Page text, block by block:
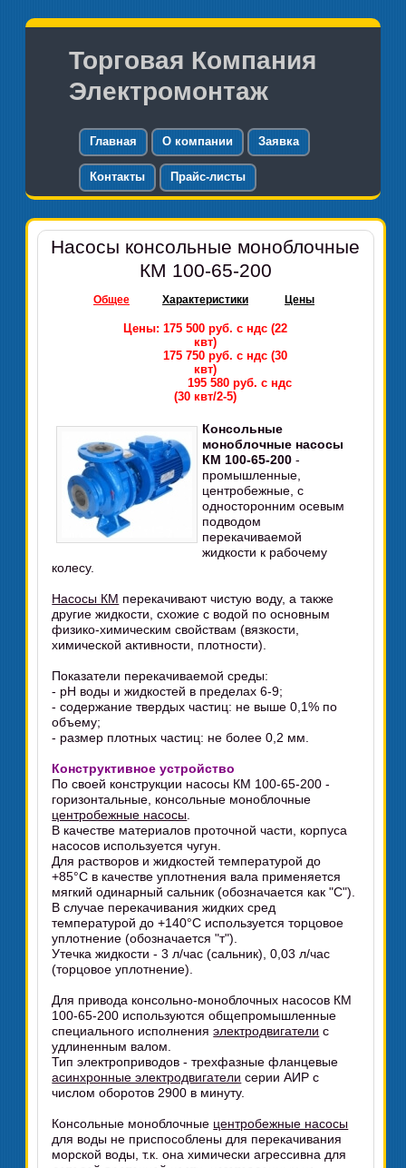
Торговая Компания
Электромонтаж
Главная О компании Заявка
Контакты Прайс-листы
Насосы консольные моноблочные
КМ 100-65-200
Общее Характеристики Цены
Цены: 175 500 руб. с ндс (22
квт)
175 750 руб. с ндс (30
квт)
195 580 руб. с ндс
(30 квт/2-5)
Консольные
моноблочные насосы
КМ 100-65-200 -
промышленные,
центробежные, с
односторонним осевым
подводом
перекачиваемой
жидкости к рабочему
колесу.
Насосы КМ перекачивают чистую воду, а также
другие жидкости, схожие с водой по основным
физико-химическим свойствам (вязкости,
химической активности, плотности).
Показатели перекачиваемой среды:
- pH воды и жидкостей в пределах 6-9;
- содержание твердых частиц: не выше 0,1% по
объему;
- размер плотных частиц: не более 0,2 мм.
Конструктивное устройство
По своей конструкции насосы КМ 100-65-200 -
горизонтальные, консольные моноблочные
центробежные насосы
В качестве материалов проточной части, корпуса
насосов используется чугун.
Для растворов и жидкостей температурой до
+85°C в качестве уплотнения вала применяется
мягкий одинарный сальник (обозначается как "С").
В случае перекачивания жидких сред
температурой до +140°C используется торцовое
уплотнение (обозначается "т").
Утечка жидкости - 3 л/час (сальник), 0,03 л/час
(торцовое уплотнение).
Для привода консольно-моноблочных насосов КМ
100-65-200 используются общепромышленные
специального исполненияэлектродвигатели с
удлиненным валом.
Тип электроприводов - трехфазные фланцевые
асинхронные электродвигатели серии АИР с
числом оборотов 2900 в минуту.
Консольные моноблочные центробежные насосы
для воды не приспособлены для перекачивания
морской воды, т.к. она химически агрессивна для